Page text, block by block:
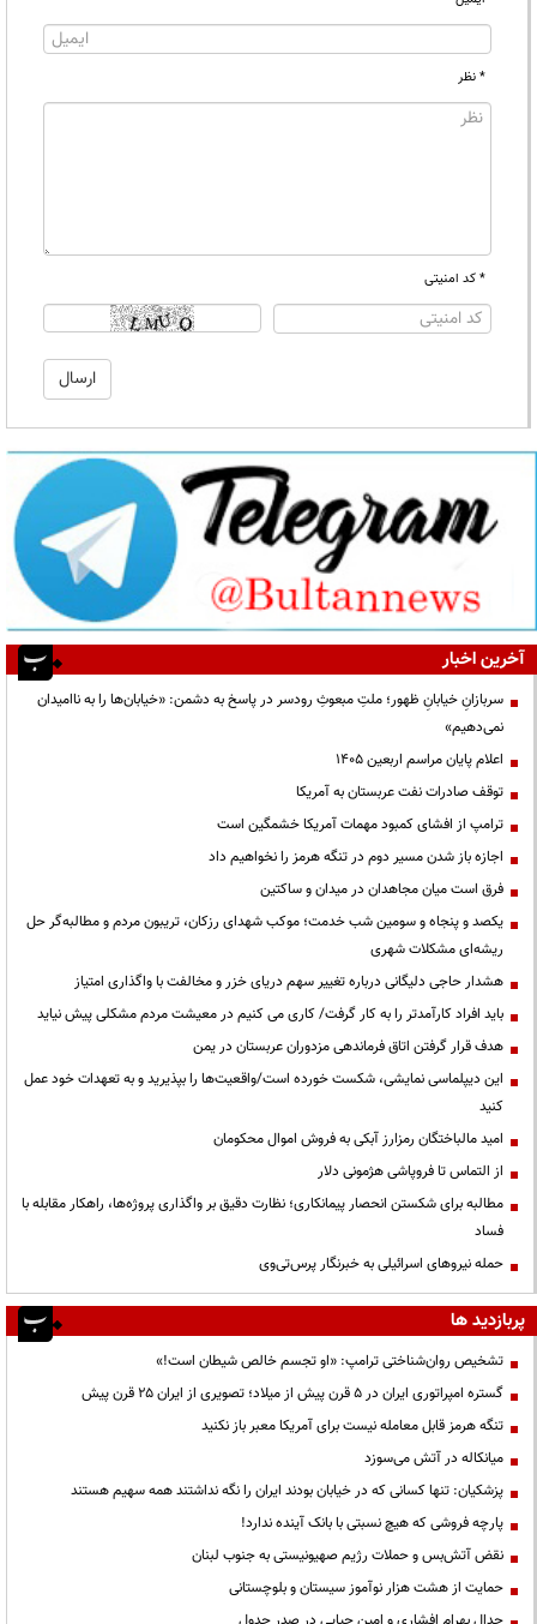
* نظر
* کد امنیتی
آخرین اخبار
سربازانِ خیابانِ ظهور؛ ملتِ مبعوثِ رودسر در پاسخ به دشمن: «خیابان‌ها را به ناامیدان
نمی‌دهیم»
اعلام پایان مراسم اربعین ۱۴۰۵
توقف صادرات نفت عربستان به آمریکا
ترامپ از افشای کمبود مهمات آمریکا خشمگین است
اجازه باز شدن مسیر دوم در تنگه هرمز را نخواهیم داد
فرق است میان مجاهدان در میدان و ساکتین
یکصد و پنجاه و سومین شب خدمت؛ موکب شهدای رزکان، تریبون مردم و مطالبه‌گر حل
ریشه‌ای مشکلات شهری
هشدار حاجی دلیگانی درباره تغییر سهم دریای خزر و مخالفت با واگذاری امتیاز
باید افراد کارآمدتر را به کار گرفت/ کاری می کنیم در معیشت مردم مشکلی پیش نیاید
هدف قرار گرفتن اتاق‌ فرماندهی مزدوران عربستان در یمن
این دیپلماسی نمایشی، شکست خورده است/واقعیت‌ها را بپذیرید و به تعهدات خود عمل
کنید
امید مالباختگان رمزارز آبکی به فروش اموال محکومان
از التماس تا فروپاشی هژمونی دلار
مطالبه برای شکستن انحصار پیمانکاری؛ نظارت دقیق بر واگذاری پروژه‌ها، راهکار مقابله با
فساد
حمله نیروهای اسرائیلی به خبرنگار پرس‌تی‌وی
پربازدید ها
تشخیص روان‌شناختی ترامپ: «او تجسم خالص شیطان است!»
گستره امپراتوری ایران در ۵ قرن پیش از میلاد؛ تصویری از ایران ۲۵ قرن پیش
تنگه هرمز قابل معامله نیست برای آمریکا معبر باز نکنید
میانکاله در آتش می‌سوزد
پزشکیان: تنها کسانی که در خیابان بودند ایران را نگه نداشتند همه سهیم هستند
پارچه فروشی که هیچ نسبتی با بانک آینده ندارد!
نقض آتش‌بس و حملات رژیم صهیونیستی به جنوب لبنان
حمایت از هشت هزار نوآموز سیستان و بلوچستانی